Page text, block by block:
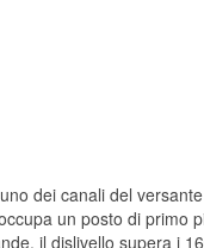
dei canali del
un posto di primo
il dislivello supera i